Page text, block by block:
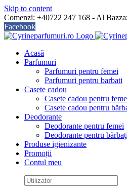
Skip to content
Comenzi: +40722 247 168 - Al
Facebook
Acasă
Parfumuri
Parfumuri pentru femei
Parfumuri pentru barbati
Casete cadou
Casete cadou pentru
Casete cadou pentru
Deodorante
Deodorante pentru femei
Deodorante pentru bărbați
Produse igienizante
Promoții
Contul meu